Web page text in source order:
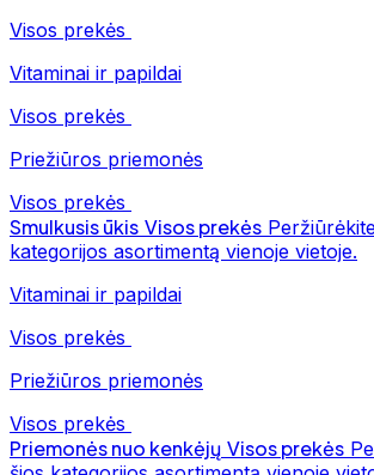
Visos prekės
Vitaminai ir papildai
Visos prekės
Priežiūros priemonės
Visos prekės
Smulkusis ūkis Visos prekės
kategorijos asortimentą vienoje vietoje.
Vitaminai ir papildai
Visos prekės
Priežiūros priemonės
Visos prekės
Priemonės nuo kenkėjų Visos prekės